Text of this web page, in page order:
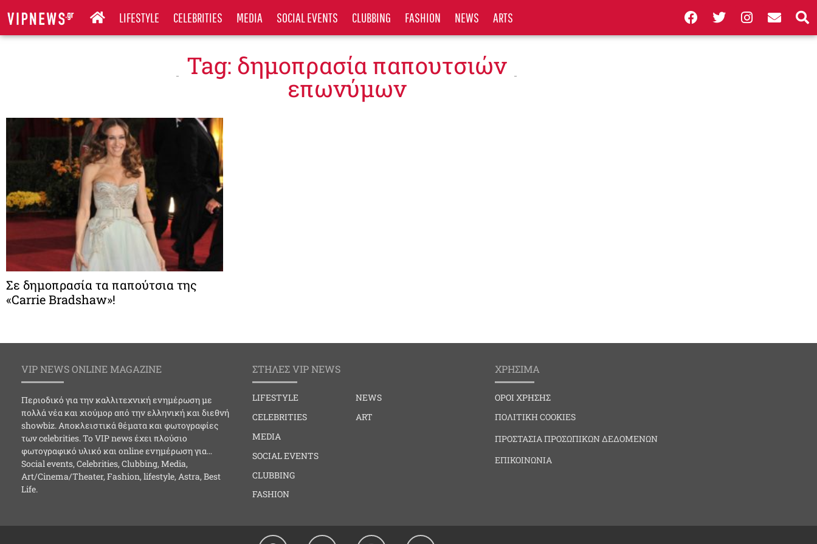
LIFESTYLE CELEBRITIES MEDIA SOCIAL EVENTS CLUBBING FASHION NEWS ARTS
Tag: δημοπρασία παπουτσιών
επωνύμων
Σε δημοπρασία τα παπούτσια της
«Carrie Bradshaw»!
VIP NEWS ONLINE MAGAZINE
Περιοδικό για την καλλιτεχνική ενημέρωση με
πολλά νέα και χιούμορ από την ελληνική και διεθνή
showbiz. Αποκλειστικά θέματα και φωτογραφίες
των celebrities. Το VIP news έχει πλούσιο
φωτογραφικό υλικό και online ενημέρωση για…
Social events, Celebrities, Clubbing, Media,
Art/Cinema/Theater, Fashion, lifestyle, Astra, Best
Life.
ΣΤΗΛΕΣ VIP NEWS
LIFESTYLE
CELEBRITIES
MEDIA
SOCIAL EVENTS
CLUBBING
FASHION
NEWS
ART
ΧΡΗΣΙΜΑ
ΟΡΟΙ ΧΡΗΣΗΣ
ΠΟΛΙΤΙΚΗ COOKIES
ΠΡΟΣΤΑΣΙΑ ΠΡΟΣΩΠΙΚΩΝ ΔΕΔΟΜΕΝΩΝ
ΕΠΙΚΟΙΝΩΝΙΑ